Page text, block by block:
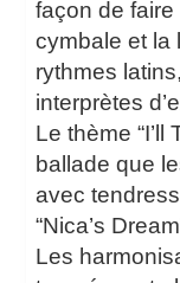
façon de
cymbale et la
rythmes
interprètes
Le thème “I’ll
ballade que
avec
“Nica’s
Les